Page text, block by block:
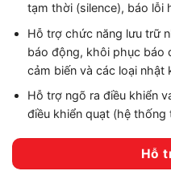
tạm thời (silence), báo lỗi
Hỗ trợ chức năng lưu trữ
báo động, khôi phục báo
cảm biến và các loại nhật
Hỗ trợ ngõ ra điều khiển
điều khiển quạt (hệ thống
Hỗ